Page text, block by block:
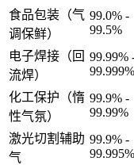
食品包装（气
调保鲜）
99.0% -
99.5%
电子焊接（回
流焊）
99.99%
99.999%
化工保护（惰
性气氛）
99.9% -
99.99%
激光切割辅助
气
99.9% -
99.995%